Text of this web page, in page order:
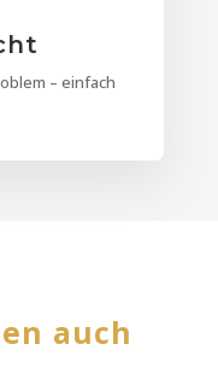
– einfach
auch